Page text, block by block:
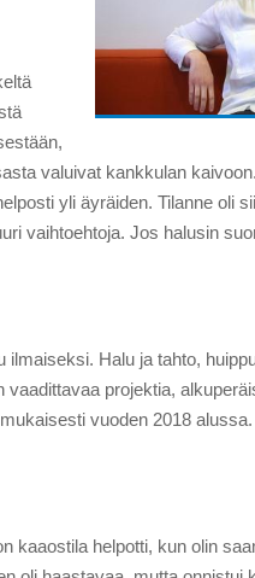
valuivat kankkulan
yli äyräiden. Tilanne oli
vaihtoehtoja. Jos halusin
Halu ja tahto,
projektia,
vuoden 2018
kaaostila helpotti, kun olin